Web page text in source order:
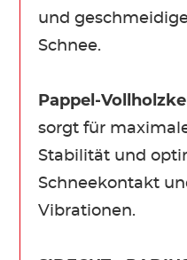
und
Schnee.
Pappel-
sorgt für
Stabilität und
Schneekontakt
Vibrationen.